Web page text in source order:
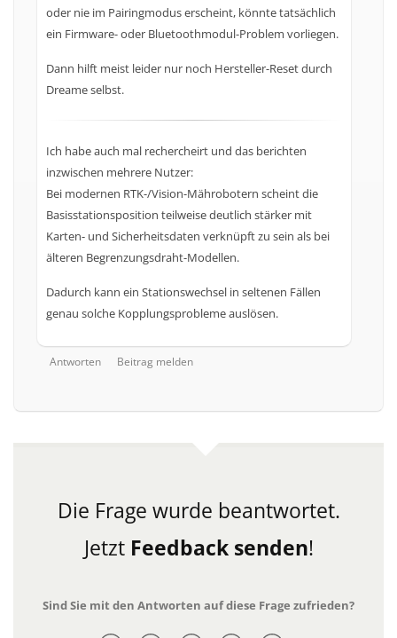
oder nie im Pairingmodus erscheint, könnte tatsächlich
ein Firmware- oder Bluetoothmodul-Problem vorliegen.
Dann hilft meist leider nur noch Hersteller-Reset durch
Dreame selbst.
Ich habe auch mal rechercheirt und das berichten
inzwischen mehrere Nutzer:
Bei modernen RTK-/Vision-Mährobotern scheint die
Basisstationsposition teilweise deutlich stärker mit
Karten- und Sicherheitsdaten verknüpft zu sein als bei
älteren Begrenzungsdraht-Modellen.
Dadurch kann ein Stationswechsel in seltenen Fällen
genau solche Kopplungsprobleme auslösen.
Antworten Beitrag melden
Die Frage wurde beantwortet.
Jetzt Feedback senden!
Sind Sie mit den Antworten auf diese Frage zufrieden?